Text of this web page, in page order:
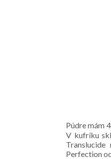
Púdre mám
V kufríku
Perfection